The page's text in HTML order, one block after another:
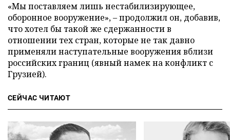
«Мы поставляем лишь нестабилизирующее,
оборонное вооружение», – продолжил он, добавив,
что хотел бы такой же сдержанности в
отношении тех стран, которые не так давно
применяли наступательные вооружения вблизи
российских границ (явный намек на конфликт с
Грузией).
СЕЙЧАС ЧИТАЮТ